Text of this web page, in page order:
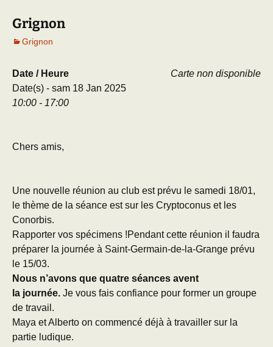
Grignon
Grignon
Carte non disponible
Date / Heure
Date(s) - sam 18 Jan 2025
10:00 - 17:00
Chers amis,
Une nouvelle réunion au club est prévu le samedi 18/01,
le thème de la séance est sur les Cryptoconus et les
Conorbis.
Rapporter vos spécimens !Pendant cette réunion il faudra
préparer la journée à Saint-Germain-de-la-Grange prévu
le 15/03.
Nous n’avons que quatre séances avent
la journée. Je vous fais confiance pour former un groupe
de travail.
Maya et Alberto on commencé déjà à travailler sur la
partie ludique.